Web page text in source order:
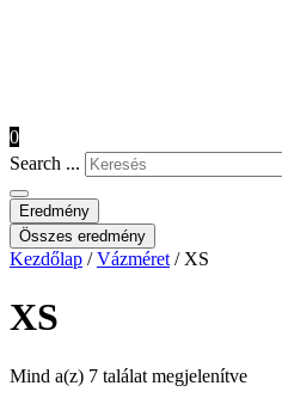
0
Search ...
Eredmény
Összes eredmény
Kezdőlap /Vázméret / XS
XS
Mind a(z) 7 találat megjelenítve